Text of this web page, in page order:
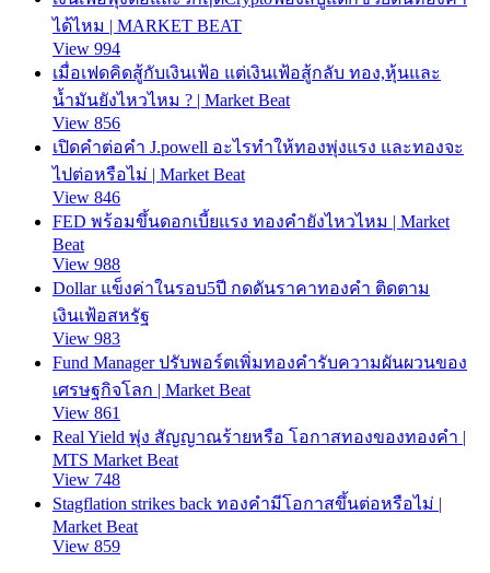
ได้ไหม | MARKET BEAT
View 994
เมื่อเฟดคิดสู้กับเงินเฟ้อ แต่เงินเฟ้อสู้กลับ ทอง,หุ้นและ
น้ำมันยังไหวไหม ? | Market Beat
View 856
เปิดคำต่อคำ J.powell อะไรทำให้ทองพุ่งแรง และทองจะ
ไปต่อหรือไม่ | Market Beat
View 846
FED พร้อมขึ้นดอกเบี้ยแรง ทองคำยังไหวไหม | Market
Beat
View 988
Dollar แข็งค่าในรอบ5ปี กดดันราคาทองคำ ติดตาม
เงินเฟ้อสหรัฐ
View 983
Fund Manager ปรับพอร์ตเพิ่มทองคำรับความผันผวนของ
เศรษฐกิจโลก | Market Beat
View 861
Real Yield พุ่ง สัญญาณร้ายหรือ โอกาสทองของทองคำ |
MTS Market Beat
View 748
Stagflation strikes back ทองคำมีโอกาสขึ้นต่อหรือไม่ |
Market Beat
View 859